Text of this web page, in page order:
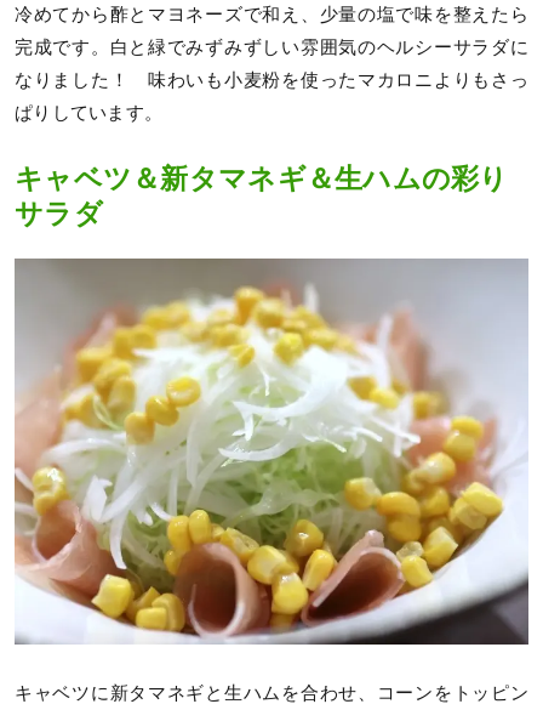
冷めてから酢とマヨネーズで和え、少量の塩で味を整えたら
完成です。白と緑でみずみずしい雰囲気のヘルシーサラダに
なりました！ 味わいも小麦粉を使ったマカロニよりもさっ
ぱりしています。
キャベツ＆新タマネギ＆生ハムの彩り
サラダ
キャベツに新タマネギと生ハムを合わせ、コーンをトッピン